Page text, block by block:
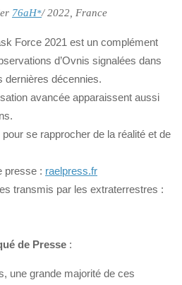
76aH*/ 2022, France
Force 2021 est un complément
d’Ovnis signalées dans
dernières décennies.
avancée apparaissent aussi
se rapprocher de la réalité et de
presse : raelpress.fr
transmis par les extraterrestres :
de Presse :
une grande majorité de ces